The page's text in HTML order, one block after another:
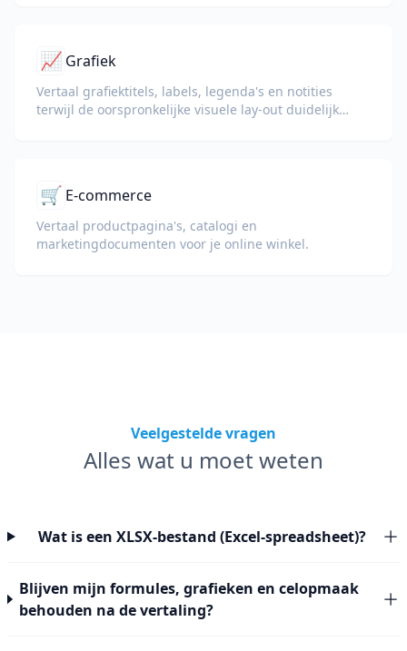
📈 Grafiek
Vertaal grafiektitels, labels, legenda's en notities
terwijl de oorspronkelijke visuele lay-out duidelijk
🛒 E-commerce
Vertaal productpagina's, catalogi en
marketingdocumenten voor je online winkel.
Veelgestelde vragen
Alles wat u moet weten
Wat is een XLSX-bestand (Excel-spreadsheet)?
Blijven mijn formules, grafieken en celopmaak
behouden na de vertaling?